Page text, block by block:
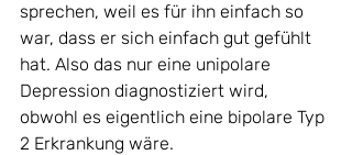
sprechen, weil es für ihn einfach so
war, dass er sich einfach gut gefühlt
hat. Also das nur eine unipolare
Depression diagnostiziert wird,
obwohl es eigentlich eine bipolare Typ
2 Erkrankung wäre.